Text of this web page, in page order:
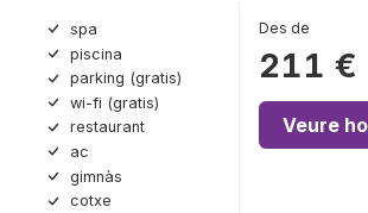
spa
piscina
parking (gratis)
wi-fi (gratis)
restaurant
ac
gimnàs
cotxe
Des de
211 €
Veure